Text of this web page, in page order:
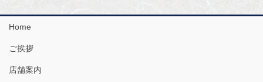
Home
ご挨拶
店舗案内